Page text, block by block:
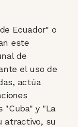
Ecuador" o
este
de
el uso de
actúa
"Cuba" y "La
atractivo, su